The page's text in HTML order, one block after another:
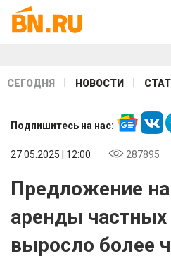
СЕГОДНЯ НОВОСТИ
Подпишитесь на нас:
27.05.2025 | 12:00 287895
Предложение
аренды
выросло более